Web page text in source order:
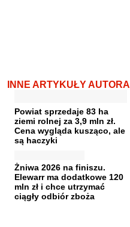
INNE ARTYKUŁY AUTORA
Powiat sprzedaje 83 ha
ziemi rolnej za 3,9 mln zł.
Cena wygląda kusząco, ale
są haczyki
Żniwa 2026 na finiszu.
Elewarr ma dodatkowe 120
mln zł i chce utrzymać
ciągły odbiór zboża